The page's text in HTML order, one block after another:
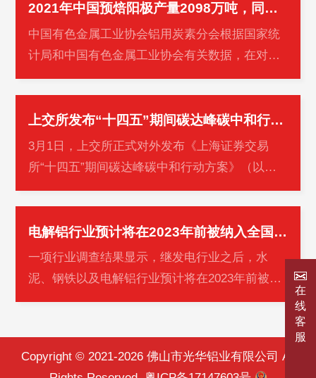
2021年中国预焙阳极产量2098万吨，同比增长5.2%
中国有色金属工业协会铝用炭素分会根据国家统
计局和中国有色金属工业协会有关数据，在对重
点企业调查研究的基础上，形成2021年中国铝用
炭素工业主要产品产量。现通报如下…
上交所发布“十四五”期间碳达峰碳中和行动方案
3月1日，上交所正式对外发布《上海证券交易
所“十四五”期间碳达峰碳中和行动方案》（以下
简称《行动方案》）。同日，绿色金融主题研讨
暨《行动方案》发布会在上交所交易…
电解铝行业预计将在2023年前被纳入全国碳市场
一项行业调查结果显示，继发电行业之后，水
泥、钢铁以及电解铝行业预计将在2023年前被纳
入全国碳市场。全国碳市场的碳价也将会稳步上
Copyright © 2021-2026 佛山市光华铝业有限公司 All
在
线
客
服